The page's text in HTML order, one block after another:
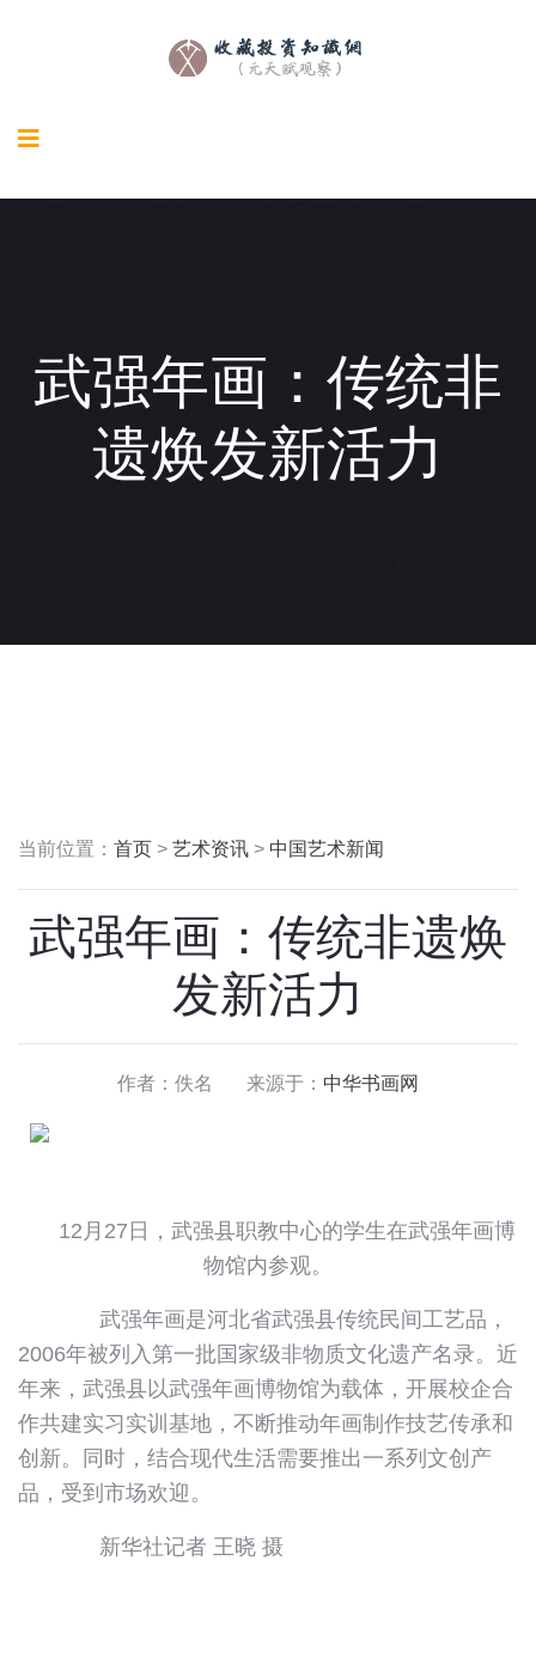
武强年画：传统非
遗焕发新活力
当前位置： 首页 > 艺术资讯 > 中国艺术新闻
武强年画：传统非遗焕
发新活力
作者：佚名 来源于： 中华书画网
12月27日，武强县职教中心的学生在武强年画博
物馆内参观。
武强年画是河北省武强县传统民间工艺品，
2006年被列入第一批国家级非物质文化遗产名录。近
年来，武强县以武强年画博物馆为载体，开展校企合
作共建实习实训基地，不断推动年画制作技艺传承和
创新。同时，结合现代生活需要推出一系列文创产
品，受到市场欢迎。
新华社记者 王晓 摄